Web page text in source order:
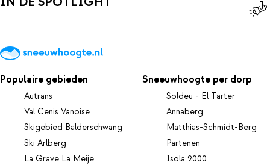
Populaire gebieden
Autrans
Val Cenis Vanoise
Skigebied Balderschwang
Ski Arlberg
La Grave La Meije
Sneeuwhoogte per dorp
Soldeu - El Tarter
Annaberg
Matthias-Schmidt-Berg
Partenen
Isola 2000